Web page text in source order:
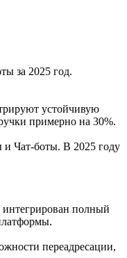
за 2025 год.
устойчивую
примерно на 30%.
и Чат-боты. В 2025 году
полный
переадресации,